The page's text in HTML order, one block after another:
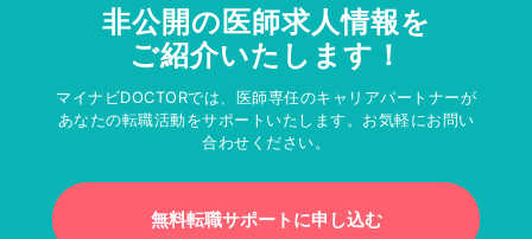
非公開の医師求人情報を
ご紹介いたします！
マイナビDOCTORでは、医師専任のキャリアパートナーが
あなたの転職活動をサポートいたします。お気軽にお問い
合わせください。
無料転職サポートに申し込む